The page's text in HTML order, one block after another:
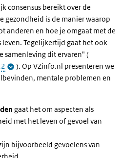
consensus bereikt over de
gezondheid is de manier waarop
anderen en hoe je omgaat met de
Tegelijkertijd gaat het ook
samenleving dit ervaren" (
). Op VZinfo.nl presenteren we
mentale problemen en
gaat het om aspecten als
met het leven of gevoel van
bijvoorbeeld gevoelens van